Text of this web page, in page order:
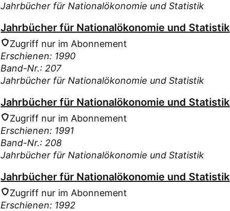
Jahrbücher für Nationalökonomie und Statistik
Jahrbücher für Nationalökonomie und Statistik
Zugriff nur im Abonnement
Erschienen: 1990
Band-Nr.: 207
Jahrbücher für Nationalökonomie und Statistik
Jahrbücher für Nationalökonomie und Statistik
Zugriff nur im Abonnement
Erschienen: 1991
Band-Nr.: 208
Jahrbücher für Nationalökonomie und Statistik
Jahrbücher für Nationalökonomie und Statistik
Zugriff nur im Abonnement
Erschienen: 1992